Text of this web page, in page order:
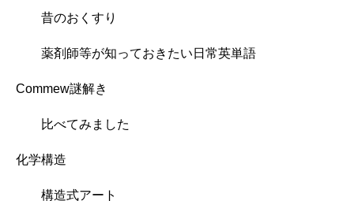
昔のおくすり
薬剤師等が知っておきたい日常英単語
Commew謎解き
比べてみました
化学構造
構造式アート